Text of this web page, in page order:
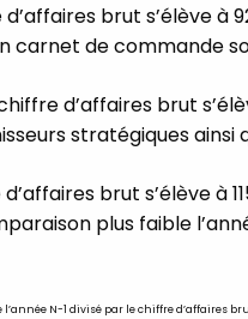
brut s’élève à
carnet de commande
d’affaires brut
stratégiques ainsi
brut s’élève à
plus faible
N-1 divisé par le chiffre d’affaires